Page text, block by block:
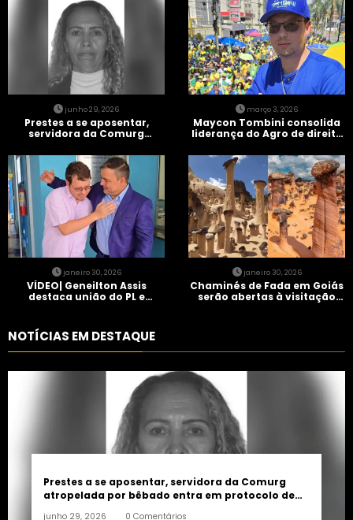
junho 29, 2026
Prestes a se aposentar,
servidora da Comurg
entra em protocolo de
morte encefálica
março 3, 2026
Maycon Tombini consolida
liderança do Agro de direita
Brasil” em Goiânia
janeiro 30, 2026
VÍDEO| Geneilton Assis
destaca união do PL e
janeiro 30, 2026
Chaminés de Fada em Goiás
serão abertas à visitação
NOTÍCIAS EM DESTAQUE
Prestes a se aposentar, servidora da Comurg
atropelada por bêbado entra em protocolo de
junho 29, 2026 0 Comentários